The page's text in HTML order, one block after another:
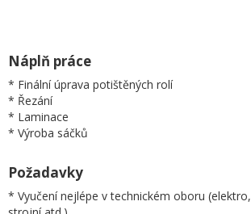
Náplň práce
* Finální úprava potištěných rolí
* Řezání
* Laminace
* Výroba sáčků
Požadavky
* Vyučení nejlépe v technickém oboru (elektro,